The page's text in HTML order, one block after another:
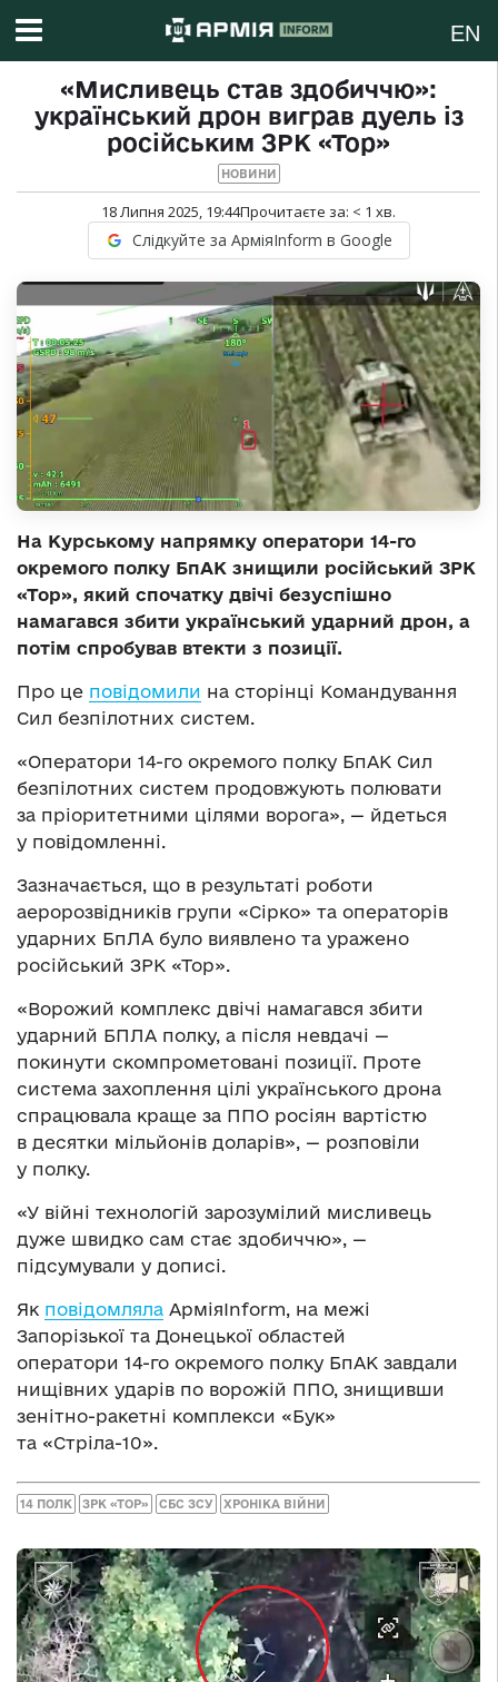
EN
«Мисливець став здобиччю»:
український дрон виграв дуель із
російським ЗРК «Тор»
НОВИНИ
18 Липня 2025, 19:44Прочитаєте за: < 1 хв.
Слідкуйте за АрміяInform в Google
На Курському напрямку оператори 14-го
окремого полку БпАК знищили російський ЗРК
«Тор», який спочатку двічі безуспішно
намагався збити український ударний дрон, а
потім спробував втекти з позиції.
Про це повідомили на сторінці Командування
Сил безпілотних систем.
«Оператори 14-го окремого полку БпАК Сил
безпілотних систем продовжують полювати
за пріоритетними цілями ворога», — йдеться
у повідомленні.
Зазначається, що в результаті роботи
аеророзвідників групи «Сірко» та операторів
ударних БпЛА було виявлено та уражено
російський ЗРК «Тор».
«Ворожий комплекс двічі намагався збити
ударний БПЛА полку, а після невдачі —
покинути скомпрометовані позиції. Проте
система захоплення цілі українського дрона
спрацювала краще за ППО росіян вартістю
в десятки мільйонів доларів», — розповіли
у полку.
«У війні технологій зарозумілий мисливець
дуже швидко сам стає здобиччю», —
підсумували у дописі.
Як повідомляла АрміяInform, на межі
Запорізької та Донецької областей
оператори 14-го окремого полку БпАК завдали
нищівних ударів по ворожій ППО, знищивши
зенітно-ракетні комплекси «Бук»
та «Стріла-10».
14 ПОЛК ЗРК «ТОР» СБС ЗСУ ХРОНІКА ВІЙНИ